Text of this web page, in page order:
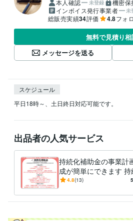
本人確認 未登録 機密保
インボイス発行事業者 未
総販売実績34評価 4.8フォ
無料で見積り
メッセージを送る
スケジュール
平日18時～、土日終日対応可能です。
出品者の人気サービス
持続化補助金の事業計
成が簡単にできます 持
補助金の他、様々な補
4.8(13)